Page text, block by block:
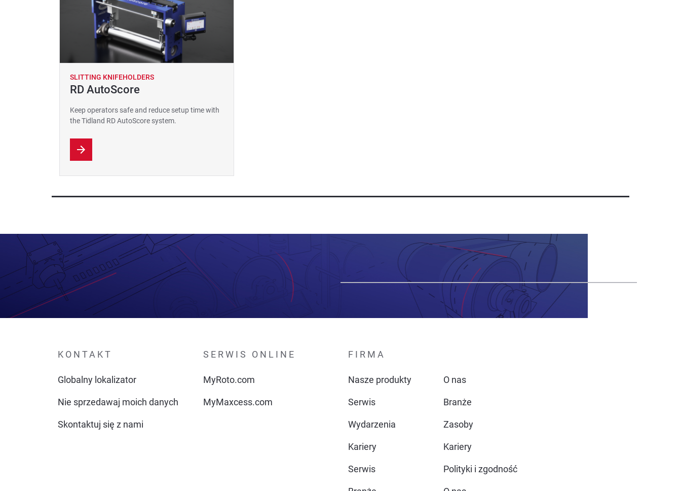
SLITTING KNIFEHOLDERS
RD AutoScore
Keep operators safe and reduce setup time with
the Tidland RD AutoScore system.
KONTAKT
Globalny lokalizator
Nie sprzedawaj moich danych
Skontaktuj się z nami
SERWIS ONLINE
MyRoto.com
MyMaxcess.com
FIRMA
Nasze produkty O nas
Serwis Branże
Wydarzenia Zasoby
Kariery Kariery
Serwis Polityki i zgodność